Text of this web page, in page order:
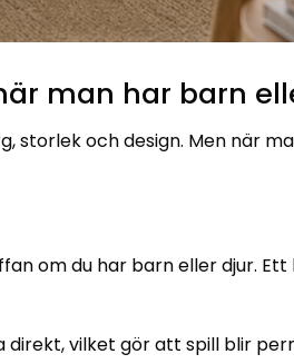
man har barn
storlek och design. Men när
om du har barn eller djur.
direkt, vilket gör att spill blir